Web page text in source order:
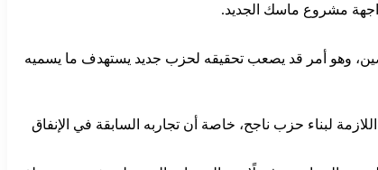
مشروع ماسك الجديد.
وهو أمر قد يصعب تحقيقه لحزب جديد يستهدف ما يسميه
لبناء حزب ناجح، خاصة أن تجاربه السابقة في الإنفاق